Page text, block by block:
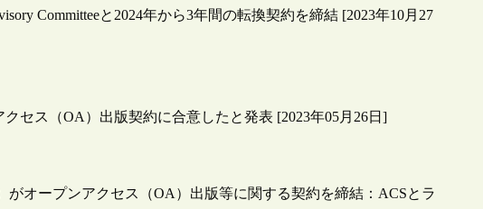
Committeeと2024年から3年間の転換契約を締結 [2023年10月27
セス（OA）出版契約に合意したと発表 [2023年05月26日]
オープンアクセス（OA）出版等に関する契約を締結：ACSとラ